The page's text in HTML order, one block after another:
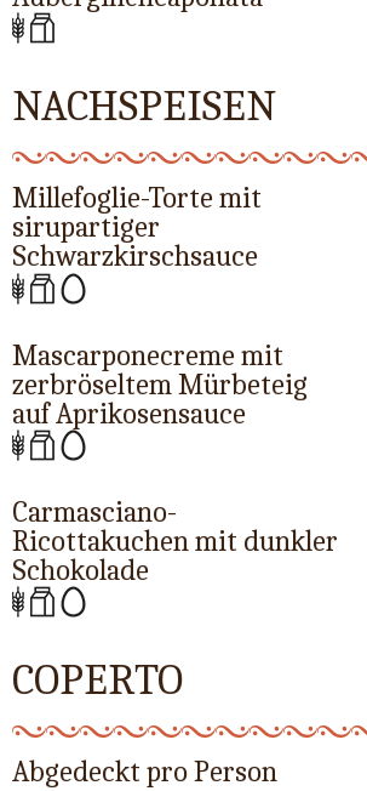
NACHSPEISEN
Millefoglie-Torte mit
sirupartiger
Schwarzkirschsauce
Mascarponecreme mit
zerbröseltem Mürbeteig
auf Aprikosensauce
Carmasciano-
Ricottakuchen mit dunkler
Schokolade
COPERTO
Abgedeckt pro Person